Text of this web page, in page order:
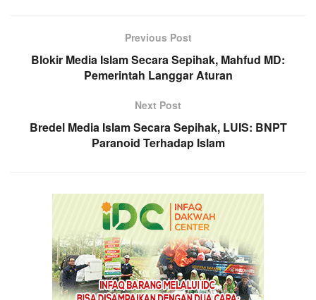
Previous Post
Blokir Media Islam Secara Sepihak, Mahfud MD:
Pemerintah Langgar Aturan
Next Post
Bredel Media Islam Secara Sepihak, LUIS: BNPT
Paranoid Terhadap Islam